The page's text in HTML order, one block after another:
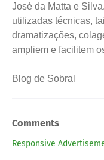
José da Matta e
utilizadas técnicas,
dramatizações,
ampliem e facilitem
Blog de Sobral
Comments
Responsive